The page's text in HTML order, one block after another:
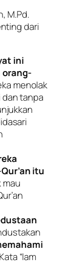
M.Pd.
dari
ini
orang-
menolak
dan tanpa
itu
mau
“lam